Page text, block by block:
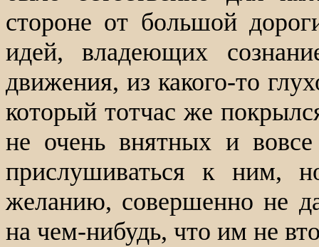
стороне от большой
идей, владеющих
движения, из какого-то
который тотчас же
не очень внятных и
прислушиваться к ним,
желанию, совершенно не
на чем-нибудь, что им не